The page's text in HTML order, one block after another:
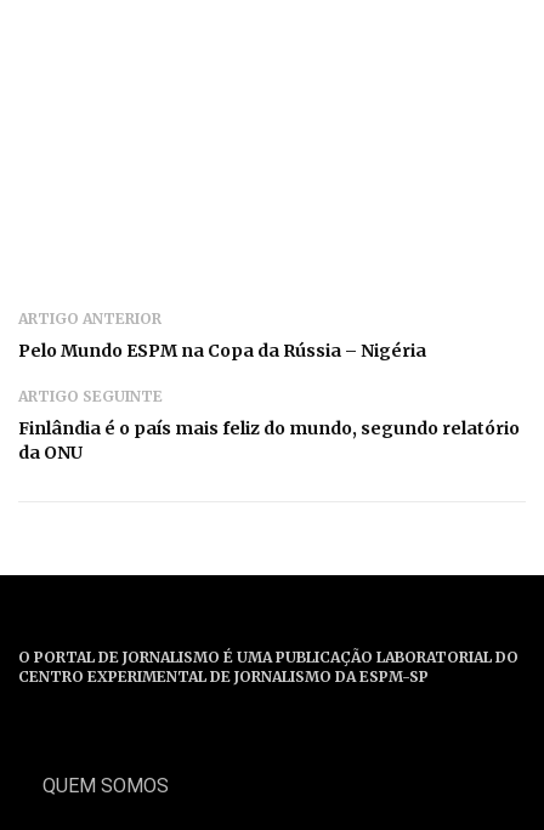
ARTIGO ANTERIOR
Pelo Mundo ESPM na Copa da Rússia – Nigéria
ARTIGO SEGUINTE
Finlândia é o país mais feliz do mundo, segundo relatório
da ONU
O PORTAL DE JORNALISMO É UMA PUBLICAÇÃO LABORATORIAL DO
CENTRO EXPERIMENTAL DE JORNALISMO DA ESPM-SP
QUEM SOMOS